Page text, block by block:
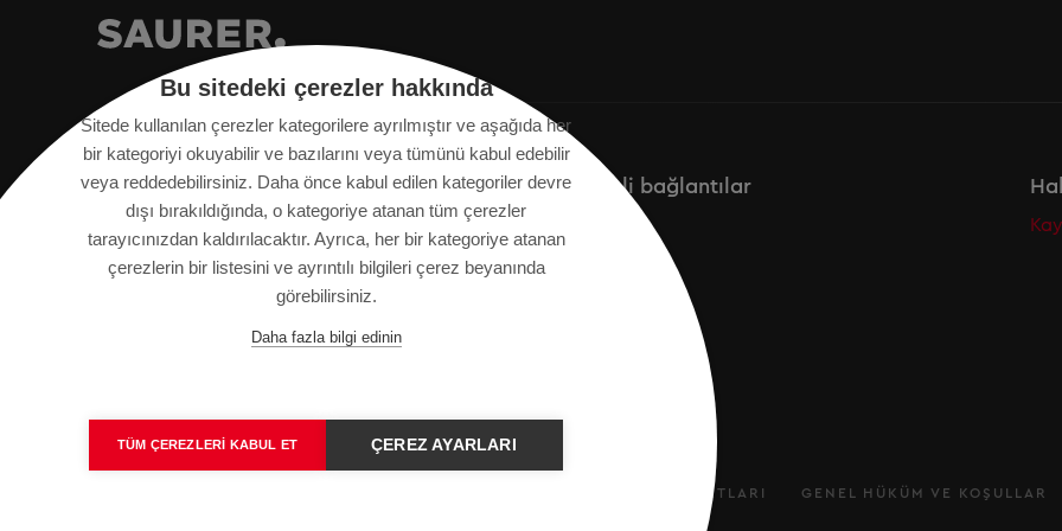
Saurer Intelligent Technology AG
Textilstrasse 9
9320 Arbon, İsviçre
Önemli bağlantılar
KULLANIM ŞARTLARI GENEL HÜKÜM VE KOŞULLAR
Bu sitedeki çerezler hakkında
Sitede kullanılan çerezler kategorilere ayrılmıştır ve aşağıda her
bir kategoriyi okuyabilir ve bazılarını veya tümünü kabul edebilir
veya reddedebilirsiniz. Daha önce kabul edilen kategoriler devre
dışı bırakıldığında, o kategoriye atanan tüm çerezler
tarayıcınızdan kaldırılacaktır. Ayrıca, her bir kategoriye atanan
çerezlerin bir listesini ve ayrıntılı bilgileri çerez beyanında
görebilirsiniz.
Daha fazla bilgi edinin
TÜM ÇEREZLERI KABUL ET ÇEREZ AYARLARI